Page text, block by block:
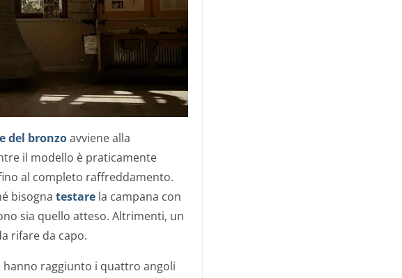
del bronzoavviene alla
il modello è praticamente
al completo raffreddamento.
bisogna testare la campana con
sia quello atteso. Altrimenti, un
rifare da capo.
hanno raggiunto i quattro angoli